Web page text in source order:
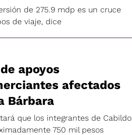
de 275.9 mdp es un cruce
de viaje, dice
apoyos
afectados
Bárbara
que los integrantes de Cabildo
750 mil pesos